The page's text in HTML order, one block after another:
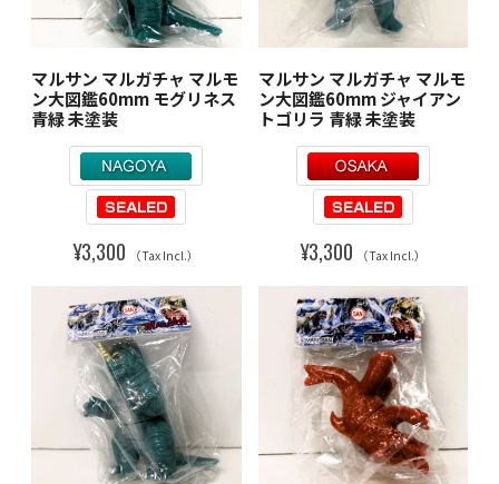
マルサン マルガチャ マルモ
ン大図鑑60mm モグリネス
青緑 未塗装
¥3,300 （Tax Incl.）
マルサン マルガチャ マルモ
ン大図鑑60mm ジャイアン
トゴリラ 青緑 未塗装
¥3,300 （Tax Incl.）